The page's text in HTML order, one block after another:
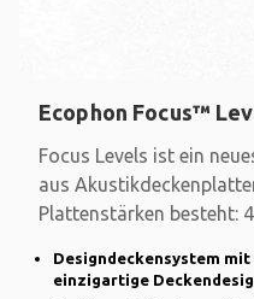
Ecophon Focus™
Focus Levels ist ein
aus
Plattenstärken besteht:
Designdeckensystem
einzigartige